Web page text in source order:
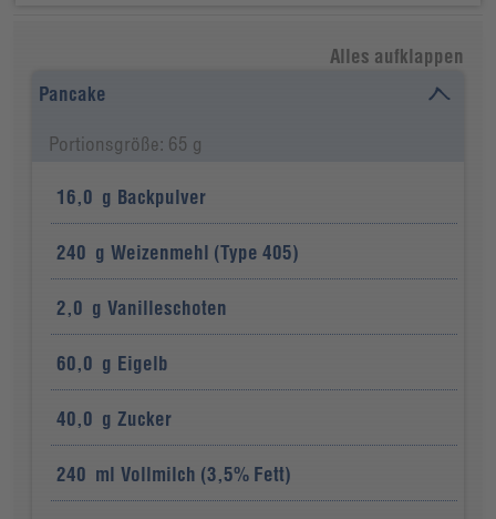
Alles aufklappen
Pancake
Portionsgröße: 65 g
16,0 g Backpulver
240 g Weizenmehl (Type 405)
2,0 g Vanilleschoten
60,0 g Eigelb
40,0 g Zucker
240 ml Vollmilch (3,5% Fett)